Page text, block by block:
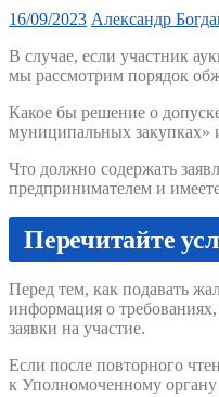
16/09/2023 Александр
В случае, если участник
мы рассмотрим порядок
Какое бы решение о
муниципальных закупках»
Что должно содержать
предпринимателем и
Перечитайте
Перед тем, как подавать
информация о
заявки на участие.
Если после повторного
к Уполномоченному